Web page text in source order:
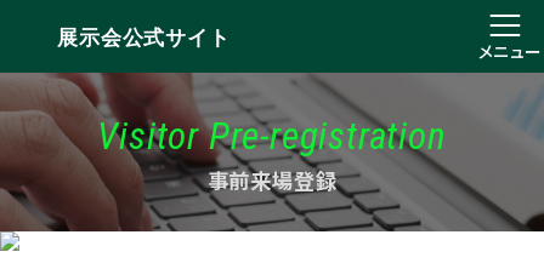
展示会公式サイト
メニュー
Visitor Pre-registration
事前来場登録